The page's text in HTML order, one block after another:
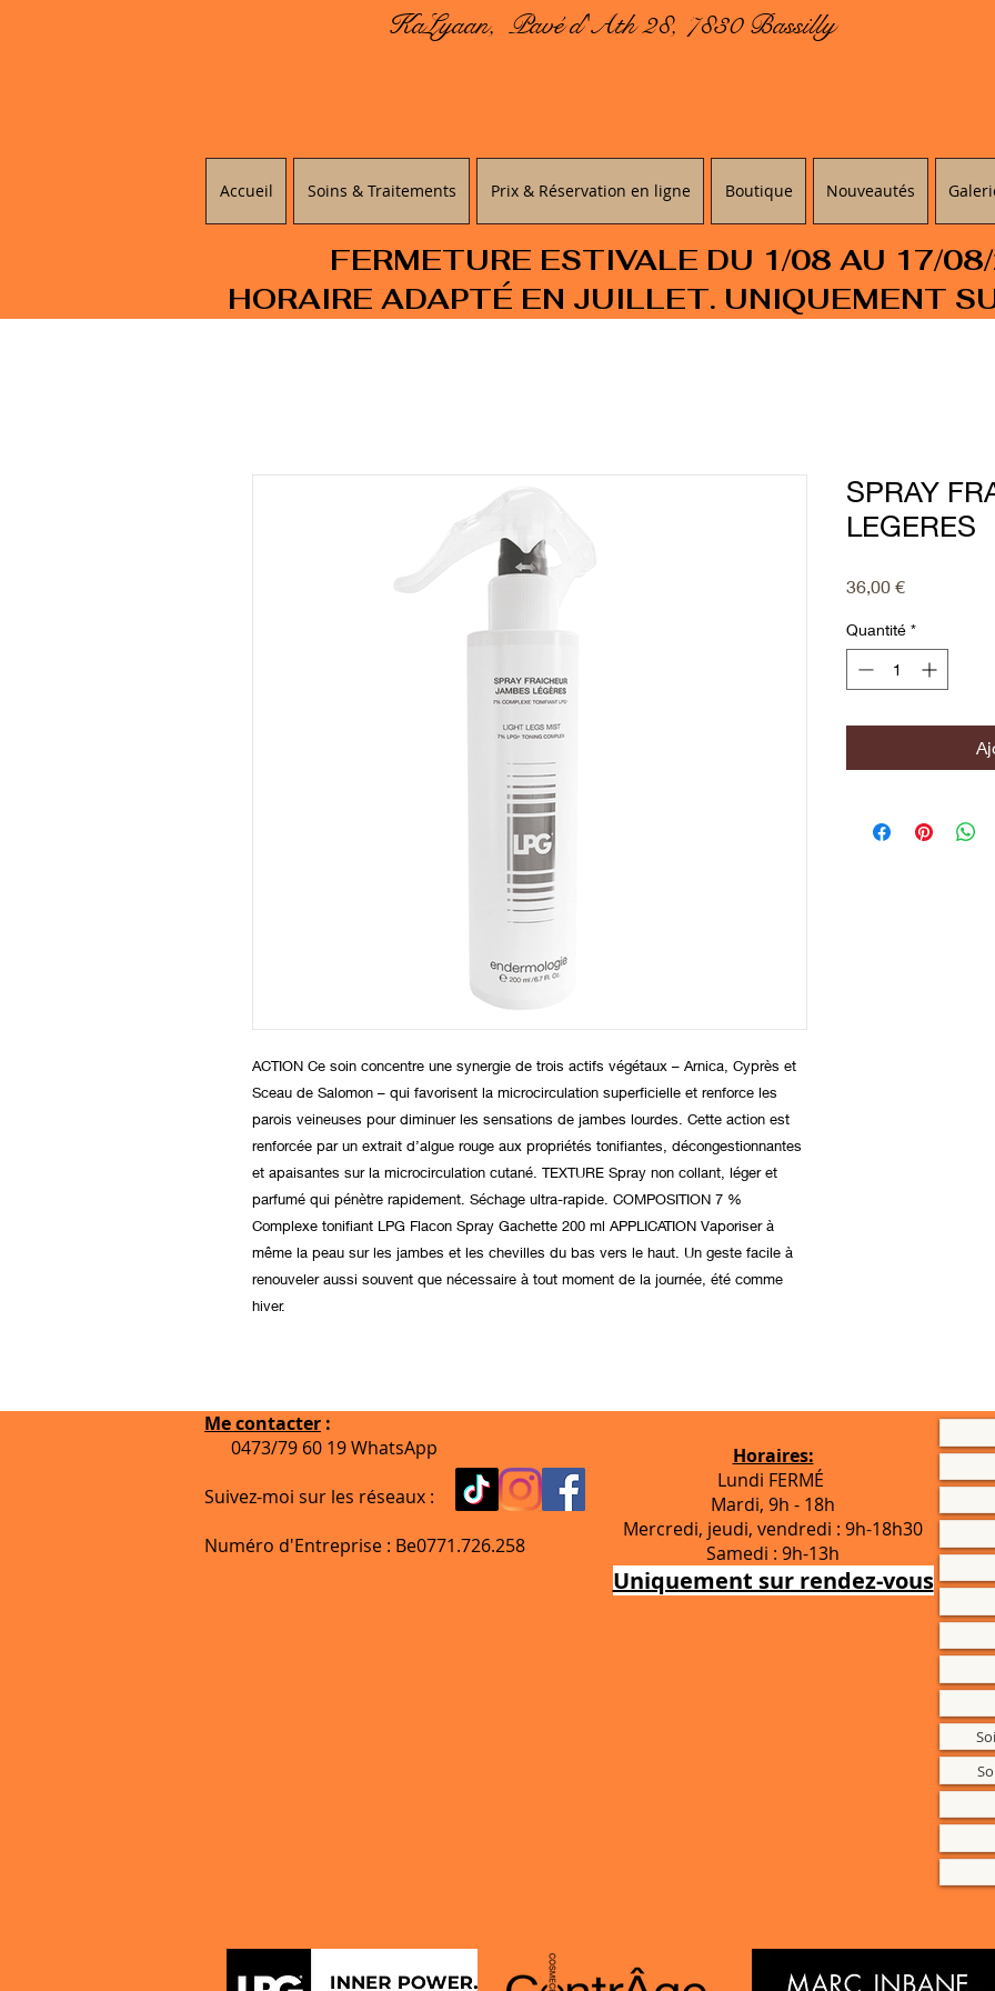
KaLyaan, Pavé d'Ath 28, 7830 Bassilly
Accueil Soins & Traitements Prix & Réservation en ligne Boutique Nouveautés
FERMETURE ESTIVALE DU 1/08 AU 17/
HORAIRE ADAPTÉ EN JUILLET. UNIQUEMENT
ACTION Ce soin concentre une synergie de trois actifs végétaux – Arnica, Cyprès et
Sceau de Salomon – qui favorisent la microcirculation superficielle et renforce les
parois veineuses pour diminuer les sensations de jambes lourdes. Cette action est
renforcée par un extrait d’algue rouge aux propriétés tonifiantes, décongestionnantes
et apaisantes sur la microcirculation cutané. TEXTURE Spray non collant, léger et
parfumé qui pénètre rapidement. Séchage ultra-rapide. COMPOSITION 7 %
Complexe tonifiant LPG Flacon Spray Gachette 200 ml APPLICATION Vaporiser à
même la peau sur les jambes et les chevilles du bas vers le haut. Un geste facile à
renouveler aussi souvent que nécessaire à tout moment de la journée, été comme
hiver.
SPRAY
LEGERES
36,00 €Prix
Quantité *
Me contacter :
0473/79 60 19 WhatsApp
Suivez-moi sur les réseaux :
Numéro d'Entreprise : Be0771.726.258
Horaires:
Lundi FERMÉ
Mardi, 9h - 18h
Mercredi, jeudi, vendredi : 9h-18h30
Samedi : 9h-13h
Uniquement sur rendez-vous